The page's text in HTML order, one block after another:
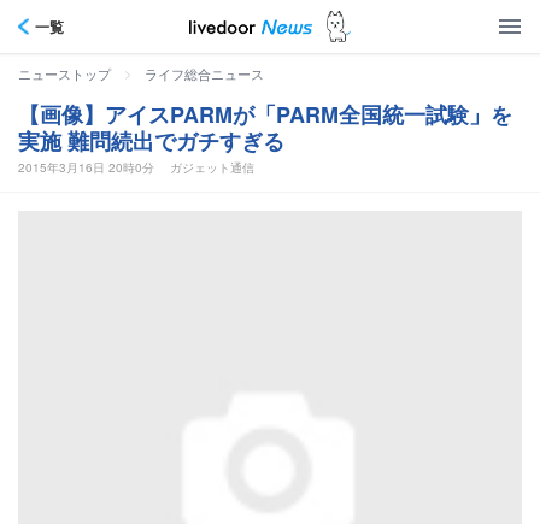
一覧
ニューストップ > ライフ総合ニュース
【画像】アイスPARMが「PARM全国統一試験」を
実施 難問続出でガチすぎる
2015年3月16日 20時0分 ガジェット通信